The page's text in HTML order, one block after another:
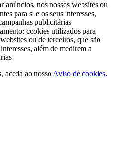
anúncios, nos nossos websites ou
para si e os seus interesses,
publicitárias
cookies utilizados para
ou de terceiros, que são
além de medirem a
aceda ao nosso Aviso de cookies.